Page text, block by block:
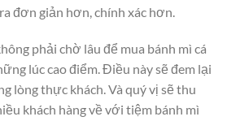
đơn giản hơn, chính xác hơn.
phải chờ lâu để mua bánh mì cá
lúc cao điểm. Điều này sẽ đem lại
lòng thực khách. Và quý vị sẽ thu
khách hàng về với tiệm bánh mì